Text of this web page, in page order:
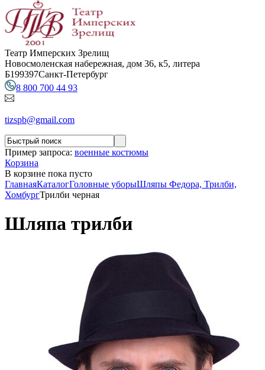
Театр Имперских Зрелищ
Новосмоленская набережная, дом 36, к5, литера
Б199397Санкт-Петербург
8 800 700 44 93
tizspb@gmail.com
Пример запроса: военные костюмы
Корзина
В корзине пока пусто
ГлавнаяКаталогГоловные уборыШляпы Федора, Трилби,
ХомбургТрилби черная
Шляпа трилби